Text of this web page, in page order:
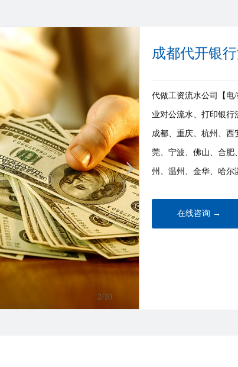
3/10
成都代开银
代做工资流水公司【电
业对公流水、打印银行
成都、重庆、杭州、
莞、宁波、佛山、合肥
州、温州、金华、哈尔
在线咨询 →